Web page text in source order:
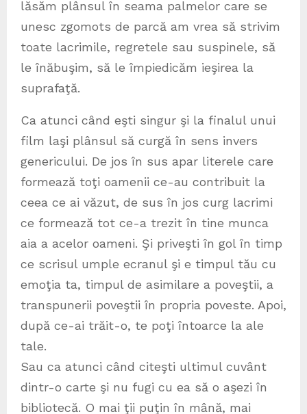
lăsăm plânsul în seama palmelor care se
unesc zgomots de parcă am vrea să strivim
toate lacrimile, regretele sau suspinele, să
le înăbuşim, să le împiedicăm ieşirea la
suprafaţă.
Ca atunci când eşti singur şi la finalul unui
film laşi plânsul să curgă în sens invers
genericului. De jos în sus apar literele care
formează toţi oamenii ce-au contribuit la
ceea ce ai văzut, de sus în jos curg lacrimi
ce formează tot ce-a trezit în tine munca
aia a acelor oameni. Şi priveşti în gol în timp
ce scrisul umple ecranul şi e timpul tău cu
emoţia ta, timpul de asimilare a poveştii, a
transpunerii poveştii în propria poveste. Apoi,
după ce-ai trăit-o, te poţi întoarce la ale
tale.
Sau ca atunci când citeşti ultimul cuvânt
dintr-o carte şi nu fugi cu ea să o aşezi în
bibliotecă. O mai ţii puţin în mână, mai